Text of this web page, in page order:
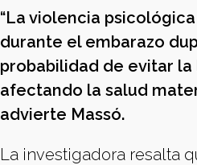
“La violencia
durante el embarazo
probabilidad de evitar la
afectando la salud
advierte Massó.
La investigadora resalta